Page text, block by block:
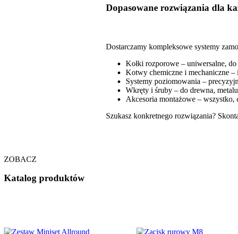
Dopasowane rozwiązania dla
Dostarczamy kompleksowe systemy
Kołki rozporowe – uniwersalne,
Kotwy chemiczne i mechaniczne
Systemy poziomowania –
Wkręty i śruby – do drewna,
Akcesoria montażowe – wszystko,
Szukasz konkretnego rozwiązania?
ZOBACZ
Katalog produktów